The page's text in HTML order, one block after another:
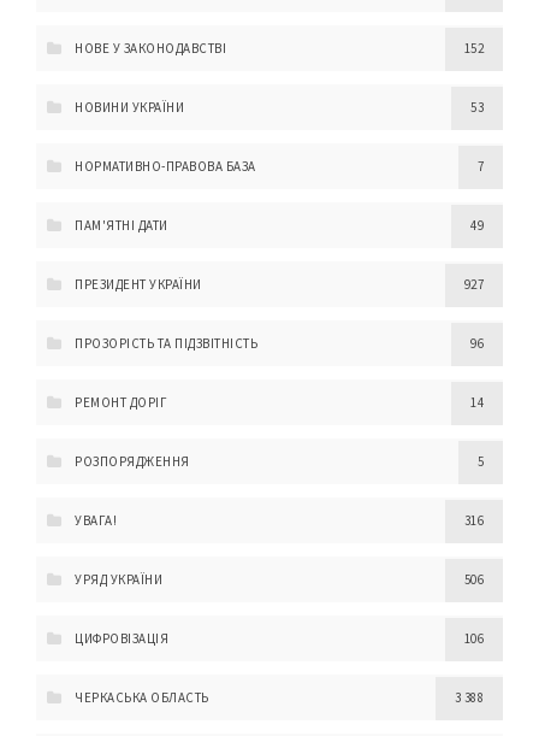
НОВЕ У ЗАКОНОДАВСТВІ 152
НОВИНИ УКРАЇНИ 53
НОРМАТИВНО-ПРАВОВА БАЗА 7
ПАМ'ЯТНІ ДАТИ 49
ПРЕЗИДЕНТ УКРАЇНИ 927
ПРОЗОРІСТЬ ТА ПІДЗВІТНІСТЬ 96
РЕМОНТ ДОРІГ 14
РОЗПОРЯДЖЕННЯ 5
УВАГА! 316
УРЯД УКРАЇНИ 506
ЦИФРОВІЗАЦІЯ 106
ЧЕРКАСЬКА ОБЛАСТЬ 3 388